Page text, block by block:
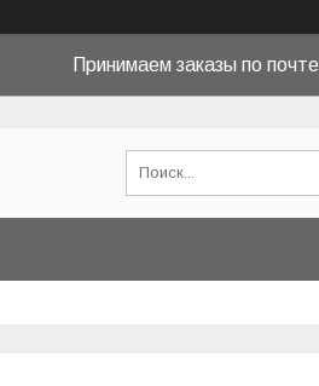
Принимаем заказы по почте